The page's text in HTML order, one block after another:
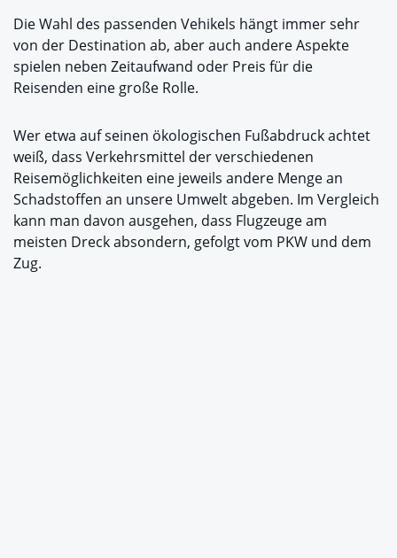
Die Wahl des passenden Vehikels hängt immer sehr
von der Destination ab, aber auch andere Aspekte
spielen neben Zeitaufwand oder Preis für die
Reisenden eine große Rolle.
Wer etwa auf seinen ökologischen Fußabdruck achtet
weiß, dass Verkehrsmittel der verschiedenen
Reisemöglichkeiten eine jeweils andere Menge an
Schadstoffen an unsere Umwelt abgeben. Im Vergleich
kann man davon ausgehen, dass Flugzeuge am
meisten Dreck absondern, gefolgt vom PKW und dem
Zug.